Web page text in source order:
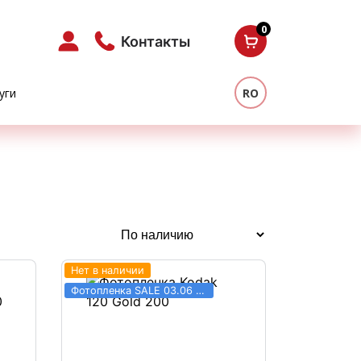
Контакты
0
RO
Нет в наличии
Фотопленка SALE 03.06 - 31.08